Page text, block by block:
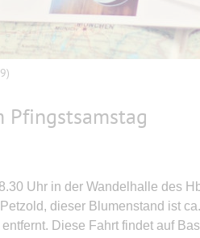
Pfingstsamstag
Uhr in der Wandelhalle des
dieser Blumenstand ist
Diese Fahrt findet auf